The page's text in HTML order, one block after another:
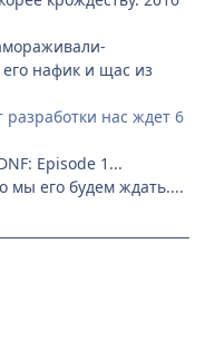
нафик и щас из
разработки нас ждет 6
Episode 1...
мы его будем ждать....